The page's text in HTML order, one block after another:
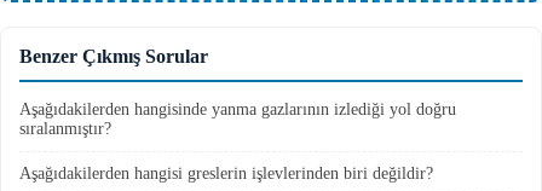
Benzer Çıkmış Sorular
Aşağıdakilerden hangisinde yanma gazlarının izlediği yol doğru
sıralanmıştır?
Aşağıdakilerden hangisi greslerin işlevlerinden biri değildir?